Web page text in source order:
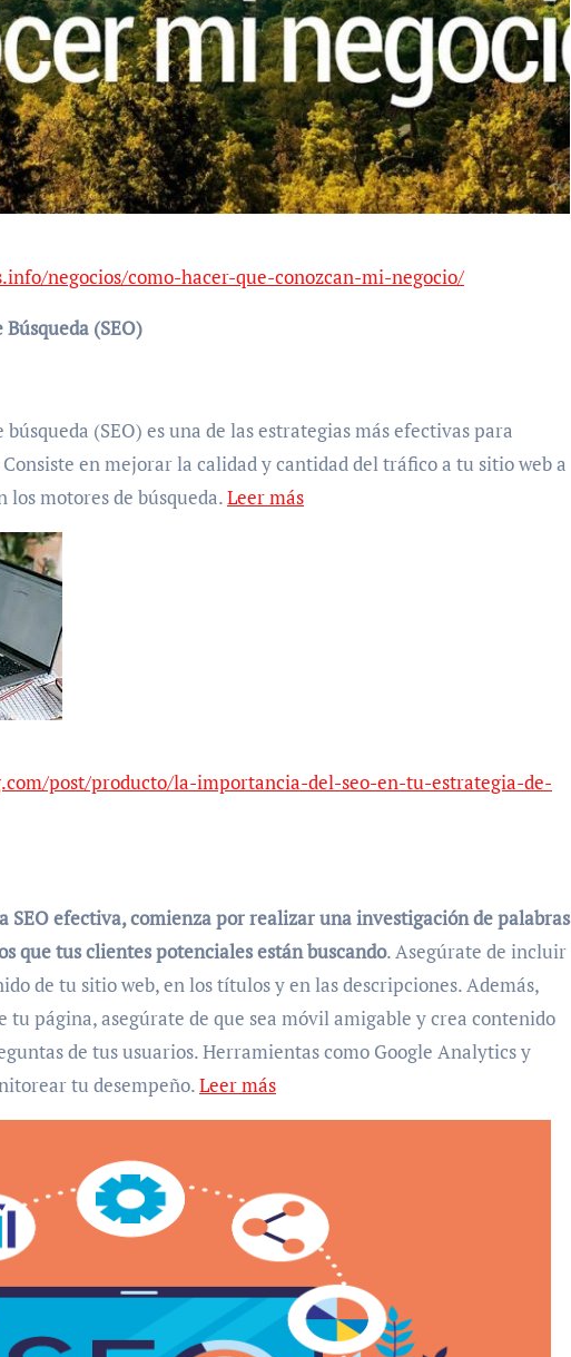
negocios/como-hacer-que-conozcan-mi-negocio/
(SEO)
(SEO) es una de las estrategias más efectivas para
en mejorar la calidad y cantidad del tráfico a tu sitio web a
los motores de búsqueda.Leer más
post/producto/la-importancia-del-seo-en-tu-estrategia-de-
efectiva, comienza por realizar una investigación de palabras
que tus clientes potenciales están buscando. Asegúrate de incluir
de tu sitio web, en los títulos y en las descripciones. Además,
tu página, asegúrate de que sea móvil amigable y crea contenido
de tus usuarios. Herramientas como Google Analytics y
tu desempeño.Leer más